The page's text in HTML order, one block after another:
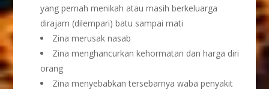
yang pernah menikah atau masih berkeluarga
dirajam (dilempari) batu sampai mati
Zina merusak nasab
Zina menghancurkan kehormatan dan harga diri
orang
Zina menyebabkan tersebarnya waba penyakit